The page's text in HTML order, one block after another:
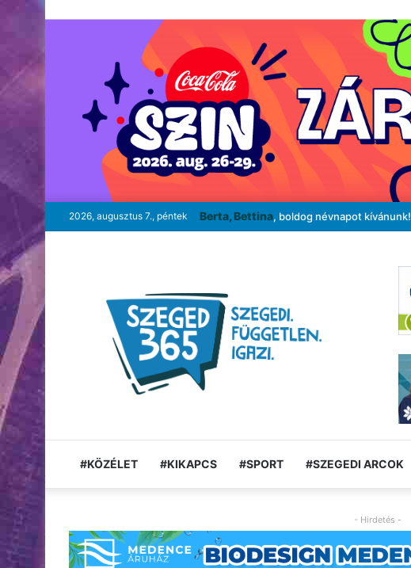
2026, augusztus 7., péntek Berta, Bettina, boldog névnapot kívánunk!
#KÖZÉLET #KIKAPCS #SPORT #SZEGEDI ARCOK
- Hirdetés -